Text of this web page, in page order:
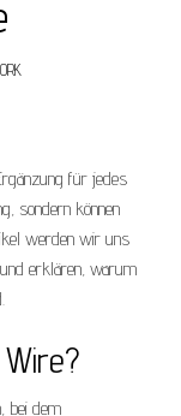
für jedes
sondern können
werden wir uns
erklären, warum
bei dem